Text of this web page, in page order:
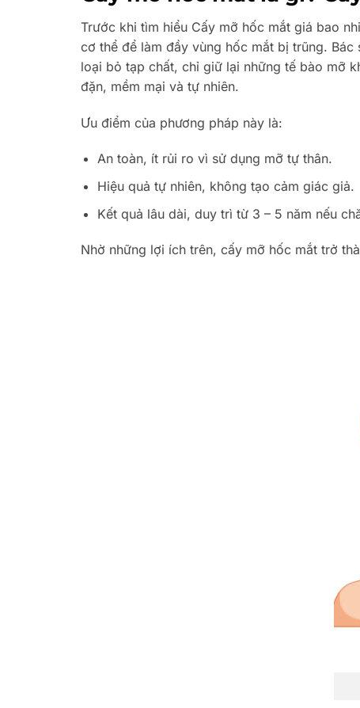
Trước khi tìm hiểu Cấy mỡ hốc mắt giá bao
cơ thể để làm đầy vùng hốc mắt bị trũng.
loại bỏ tạp chất, chỉ giữ lại những tế bào mỡ
đặn, mềm mại và tự nhiên.
Ưu điểm của phương pháp này là:
An toàn, ít rủi ro vì sử dụng mỡ tự thân.
Hiệu quả tự nhiên, không tạo cảm giác giả.
Kết quả lâu dài, duy trì từ 3 – 5 năm nếu
Nhờ những lợi ích trên, cấy mỡ hốc mắt trở